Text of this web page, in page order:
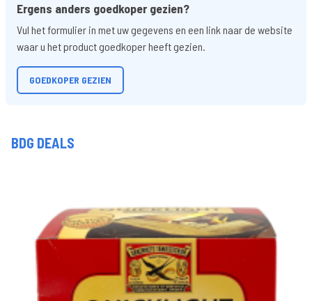
Ergens anders goedkoper gezien?
Vul het formulier in met uw gegevens en een link naar de website
waar u het product goedkoper heeft gezien.
GOEDKOPER GEZIEN
BDG DEALS